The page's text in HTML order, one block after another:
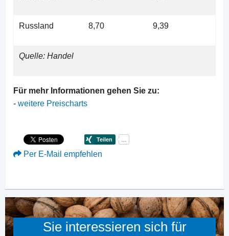
Russland 8,70 9,39
Quelle: Handel
Für mehr Informationen gehen Sie zu:
- weitere Preischarts
Per E-Mail empfehlen
Sie interessieren sich für